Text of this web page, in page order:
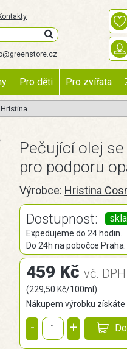
Pro děti Pro zvířata
Pečující olej
pro podporu
Výrobce: Hristina
Dostupnost:
Expedujeme do 24 hodin.
Do 24h na pobočce Praha.
459 Kčvč.
(229,50 Kč/100ml)
Nákupem výrobku získáte
- +